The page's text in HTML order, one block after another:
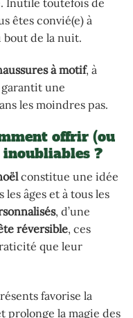
Inutile toutefois de
êtes convié(e) à
bout de la nuit.
à motif, à
une
les moindres pas.
offrir (ou
inoubliables ?
constitue une idée
âges et à tous les
, d’une
réversible, ces
que leur
favorise la
prolonge la magie des